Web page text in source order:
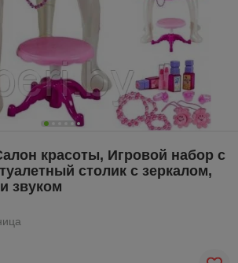
красоты, Игровой набор с
столик с зеркалом,
звуком